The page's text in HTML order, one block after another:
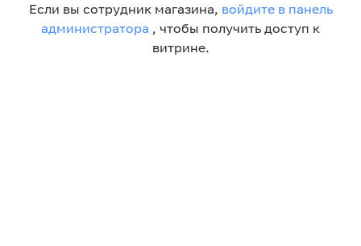
Если вы сотрудник магазина, войдите в панель
администратора , чтобы получить доступ к
витрине.